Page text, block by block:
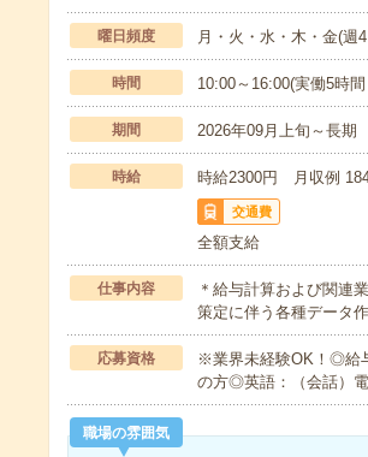
曜日頻度 月・火・水・木・金(
時間 10:00～16:00(実働5時
期間 2026年09月上旬～長
時給 時給2300円 月収例
交通費
全額支給
仕事内容
＊給与計算および関連
策定に伴う各種データ
応募資格
※業界未経験OK！◎給
の方◎英語：（会話）
職場の雰囲気